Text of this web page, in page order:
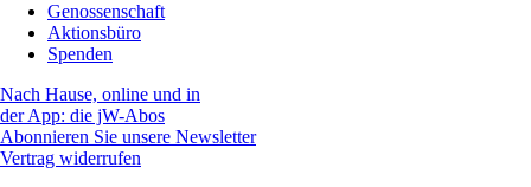
Genossenschaft
Aktionsbüro
Spenden
Nach Hause, online und in
der App: die jW-Abos
Abonnieren Sie unsere Newsletter
Vertrag widerrufen